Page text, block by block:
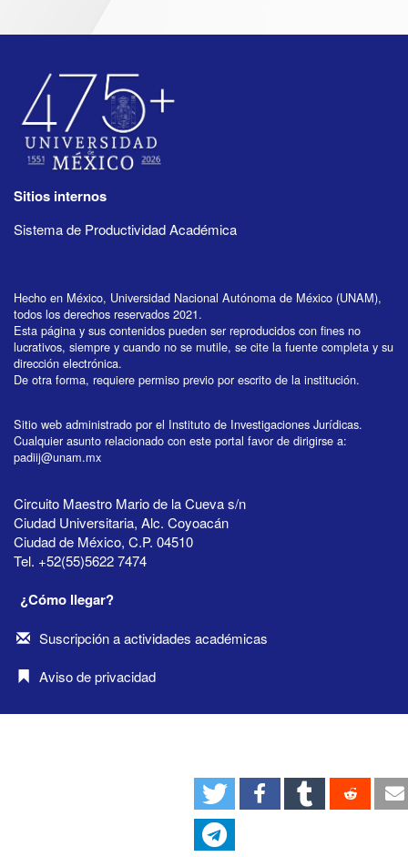
Sitios internos
Sistema de Productividad Académica
Hecho en México, Universidad Nacional Autónoma de México (UNAM),
todos los derechos reservados 2021.
Esta página y sus contenidos pueden ser reproducidos con fines no
lucrativos, siempre y cuando no se mutile, se cite la fuente completa y su
dirección electrónica.
De otra forma, requiere permiso previo por escrito de la institución.
Sitio web administrado por el Instituto de Investigaciones Jurídicas.
Cualquier asunto relacionado con este portal favor de dirigirse a:
padiij@unam.mx
Circuito Maestro Mario de la Cueva s/n
Ciudad Universitaria, Alc. Coyoacán
Ciudad de México, C.P. 04510
Tel. +52(55)5622 7474
¿Cómo llegar?
Suscripción a actividades académicas
Aviso de privacidad